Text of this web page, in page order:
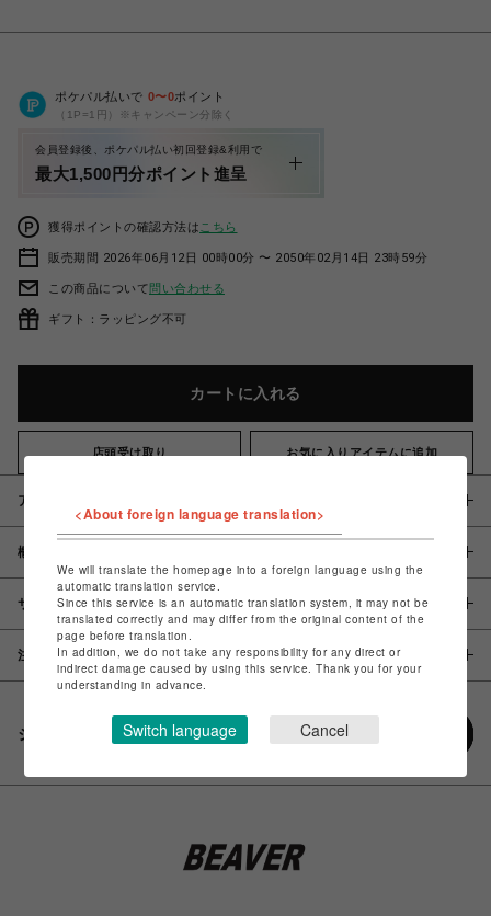
ポケパル払いで 0〜0ポイント
（1P=1円）※キャンペーン分除く
会員登録後、ポケパル払い初回登録&利用で
最大1,500円分ポイント進呈
獲得ポイントの確認方法は こちら
販売期間 2026年06月12日 00時00分 〜 2050年02月14日 23時59分
この商品について問い合わせる
ギフト：ラッピング不可
カートに入れる
店頭受け取り お気に入りアイテムに追加
アイテム説明 / 素材
概要
サイズ
注意事項
シェアする
<About foreign language translation>
We will translate the homepage into a foreign language using the
automatic translation service.
Since this service is an automatic translation system, it may not be
translated correctly and may differ from the original content of the
page before translation.
In addition, we do not take any responsibility for any direct or
indirect damage caused by using this service. Thank you for your
understanding in advance.
Switch language Cancel